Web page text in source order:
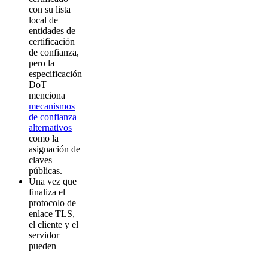
con su lista
local de
entidades de
certificación
de confianza,
pero la
especificación
DoT
menciona
mecanismos
de confianza
alternativos
como la
asignación de
claves
públicas.
Una vez que
finaliza el
protocolo de
enlace TLS,
el cliente y el
servidor
pueden